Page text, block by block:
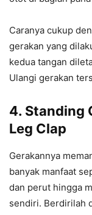
Caranya cukup
gerakan yang
kedua tangan
Ulangi gerakan
4. Standing
Leg Clap
Gerakannya
banyak manfaat
dan perut hingga
sendiri. Berdirilah